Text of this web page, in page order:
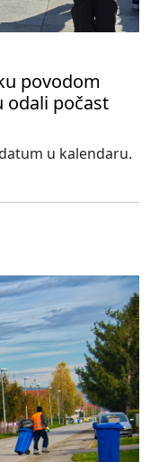
povodom
odali počast
u kalendaru.